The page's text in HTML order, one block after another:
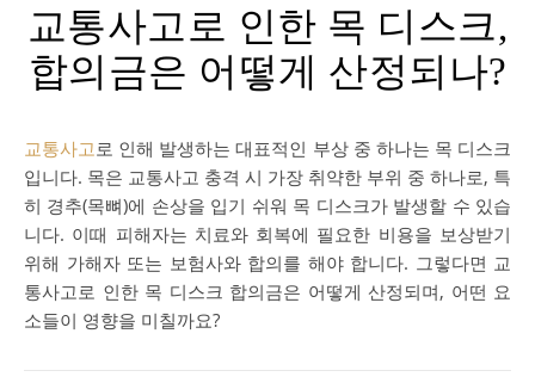
교통사고로 인한 목 디스크,
합의금은 어떻게 산정되나?
교통사고로 인해 발생하는 대표적인 부상 중 하나는 목 디스크
입니다. 목은 교통사고 충격 시 가장 취약한 부위 중 하나로, 특
히 경추(목뼈)에 손상을 입기 쉬워 목 디스크가 발생할 수 있습
니다. 이때 피해자는 치료와 회복에 필요한 비용을 보상받기
위해 가해자 또는 보험사와 합의를 해야 합니다. 그렇다면 교
통사고로 인한 목 디스크 합의금은 어떻게 산정되며, 어떤 요
소들이 영향을 미칠까요?